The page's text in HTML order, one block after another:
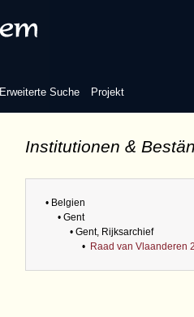
Erweiterte Suche Projekt
Institutionen &
• Belgien
• Gent
• Gent, Rijksarchief
• Raad van Vlaanderen